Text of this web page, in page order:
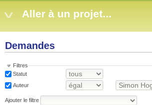
Aller à un projet...
Demandes
Filtres
Statut
Auteur
Ajouter le filtre